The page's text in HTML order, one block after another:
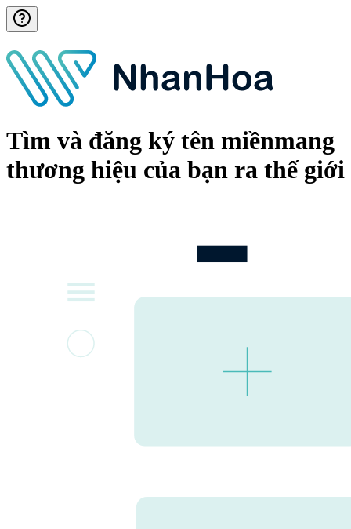
Tìm và đăng ký tên miềnmang
thương hiệu của bạn ra thế giới